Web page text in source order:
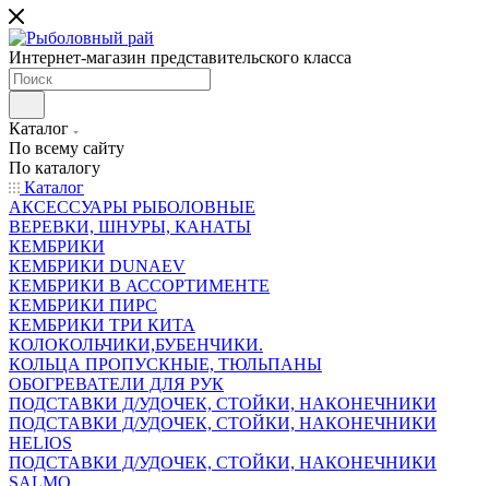
Интернет-магазин представительского класса
Каталог
По всему сайту
По каталогу
Каталог
АКСЕССУАРЫ РЫБОЛОВНЫЕ
ВЕРЕВКИ, ШНУРЫ, КАНАТЫ
КЕМБРИКИ
КЕМБРИКИ DUNAEV
КЕМБРИКИ В АССОРТИМЕНТЕ
КЕМБРИКИ ПИРС
КЕМБРИКИ ТРИ КИТА
КОЛОКОЛЬЧИКИ,БУБЕНЧИКИ.
КОЛЬЦА ПРОПУСКНЫЕ, ТЮЛЬПАНЫ
ОБОГРЕВАТЕЛИ ДЛЯ РУК
ПОДСТАВКИ Д/УДОЧЕК, СТОЙКИ, НАКОНЕЧНИКИ
ПОДСТАВКИ Д/УДОЧЕК, СТОЙКИ, НАКОНЕЧНИКИ
HELIOS
ПОДСТАВКИ Д/УДОЧЕК, СТОЙКИ, НАКОНЕЧНИКИ
SALMO